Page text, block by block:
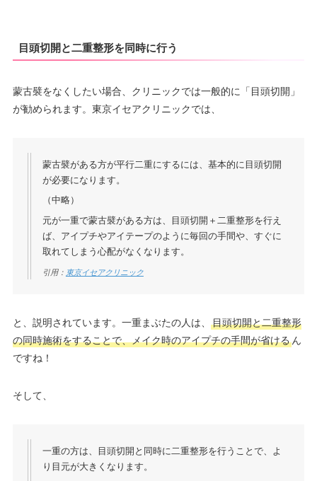
目頭切開と二重整形を同時に行う
蒙古襞をなくしたい場合、クリニックでは一般的に「目頭切開」
が勧められます。東京イセアクリニックでは、
蒙古襞がある方が平行二重にするには、基本的に目頭切開
が必要になります。
（中略）
元が一重で蒙古襞がある方は、目頭切開＋二重整形を行え
ば、アイプチやアイテープのように毎回の手間や、すぐに
取れてしまう心配がなくなります。
引用： 東京イセアクリニック
と、説明されています。一重まぶたの人は、
目頭切開と二重整形
の同時施術をすることで、メイク時のアイプチの手間が省けるん
ですね！
そして、
一重の方は、目頭切開と同時に二重整形を行うことで、よ
り目元が大きくなります。